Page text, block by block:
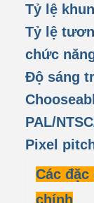
Tỷ lệ
Tỷ lệ
chức
Độ sáng
PAL/
Pixel
Các đặc
chính